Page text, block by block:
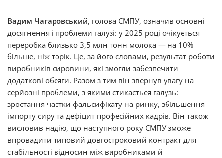
Вадим Чагаровський, голова СМПУ, означив основні
досягнення і проблеми галузі: у 2025 році очікується
переробка близько 3,5 млн тонн молока — на 10%
більше, ніж торік. Це, за його словами, результат роботи
виробників сировини, які змогли забезпечити
додаткові обсяги. Разом з тим він звернув увагу на
серйозні проблеми, з якими стикається галузь:
зростання частки фальсифікату на ринку, збільшення
імпорту сиру та дефіцит професійних кадрів. Він також
висловив надію, що наступного року СМПУ зможе
впровадити типовий довгостроковий контракт для
стабільності відносин між виробниками й